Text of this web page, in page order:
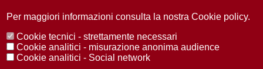
Redazione Copyright Privacy
Area stampa
© 2025 Università di Padova
Per maggiori informazioni consulta la nostra Cookie policy.
Cookie tecnici - strettamente necessari
Cookie analitici - misurazione anonima audience
Cookie analitici - Social network